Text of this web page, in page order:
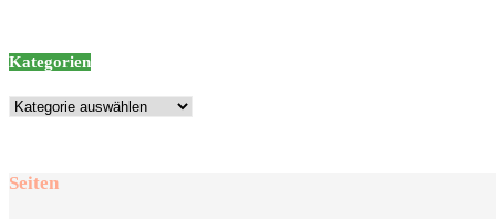
Kategorien
Kategorien
Seiten